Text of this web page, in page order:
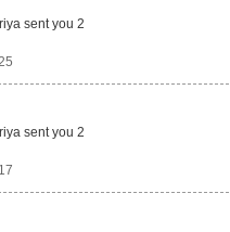
sent you 2
sent you 2